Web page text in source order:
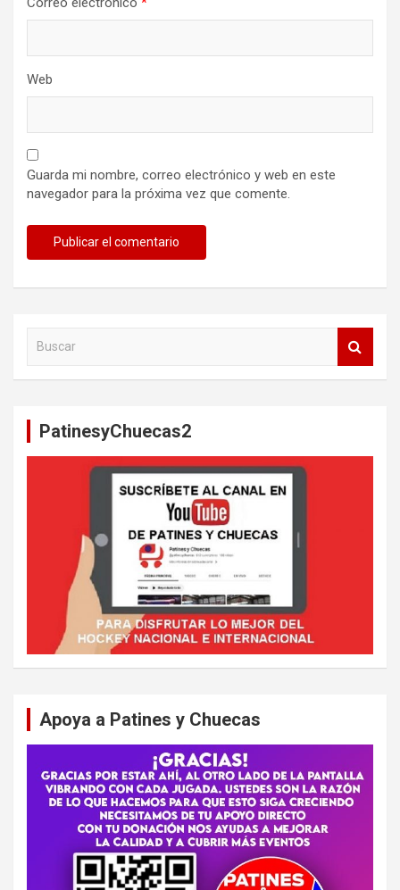
Web
Guarda mi nombre, correo electrónico y web en este
navegador para la próxima vez que comente.
PatinesyChuecas2
Apoya a Patines y Chuecas